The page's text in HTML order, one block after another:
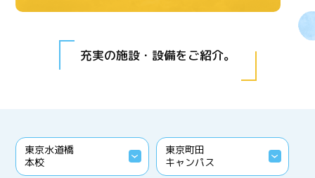
充実の施設・設備をご紹介。
東京水道橋
本校
東京町田
キャンパス